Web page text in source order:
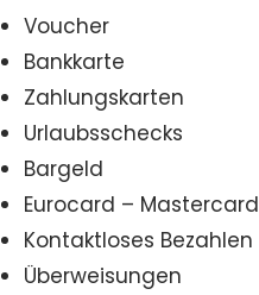
Voucher
Bankkarte
Zahlungskarten
Urlaubsschecks
Bargeld
Eurocard – Mastercard
Kontaktloses Bezahlen
Überweisungen